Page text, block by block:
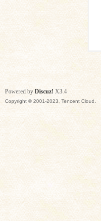
Powered by Discuz! X3.4
Copyright © 2001-2023, Tencent Cloud.